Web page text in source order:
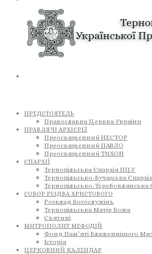
ПРЕДСТОЯТЕЛЬ
Православна Церква України
ПРАВЛЯЧІ АРХІЄРЕЇ
Преосвященний НЕСТОР
Преосвященний ПАВЛО
Преосвященний ТИХОН
ЄПАРХІЇ
Тернопільська Єпархія ПЦУ
Тернопільсько-Бучацька
Тернопільсько-
СОБОР РІЗДВА ХРИСТОВОГО
Розклад Богослужінь
Тернопільська Матір Божа
Святині
МИТРОПОЛИТ МЕФОДІЙ
Фонд Пам’яті Блаженнішого
Історія
ЦЕРКОВНИЙ КАЛЕНДАР